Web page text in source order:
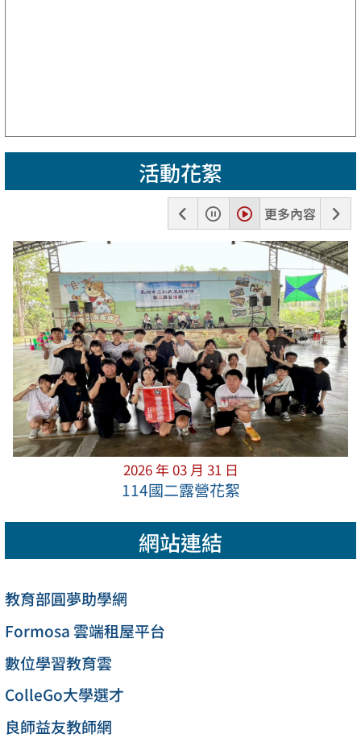
活動花絮
張
暫
停
播
放
更多內容
下
一
張
2026 年 03 月 31 日
114國二露營花絮
網站連結
教育部圓夢助學網
Formosa 雲端租屋平台
數位學習教育雲
ColleGo大學選才
良師益友教師網